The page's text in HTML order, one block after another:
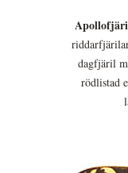
dagfjäril
rödlistad